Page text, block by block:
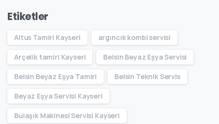
Etiketler
Altus Tamiri Kayseri argıncık kombi servisi
Arçelik tamiri Kayseri Belsin Beyaz Eşya Servisi
Belsin Beyaz Eşya Tamiri Belsin Teknik Servis
Beyaz Eşya Servisi Kayseri
Bulaşık Makinesi Servisi Kayseri